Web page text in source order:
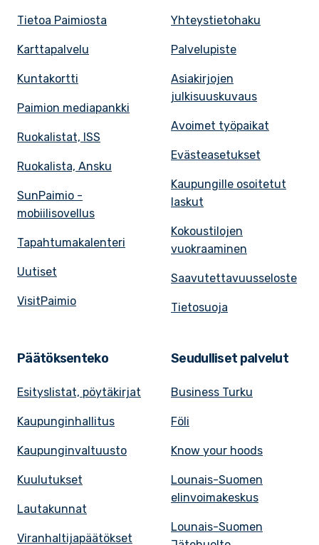
Tietoa Paimiosta
Karttapalvelu
Kuntakortti
Paimion mediapankki
Ruokalistat, ISS
Ruokalista, Ansku
SunPaimio -
mobiilisovellus
Tapahtumakalenteri
Uutiset
VisitPaimio
Yhteystietohaku
Palvelupiste
Asiakirjojen
julkisuuskuvaus
Avoimet työpaikat
Evästeasetukset
Kaupungille osoitetut
laskut
Kokoustilojen
vuokraaminen
Saavutettavuusseloste
Tietosuoja
Päätöksenteko
Esityslistat, pöytäkirjat
Kaupunginhallitus
Kaupunginvaltuusto
Kuulutukset
Lautakunnat
Viranhaltijapäätökset
Seudulliset palvelut
Business Turku
Föli
Know your hoods
Lounais-Suomen
elinvoimakeskus
Lounais-Suomen